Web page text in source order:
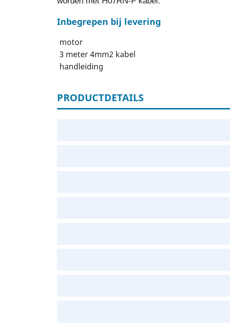
Inbegrepen bij levering
motor
3 meter 4mm2 kabel
handleiding
PRODUCTDETAILS